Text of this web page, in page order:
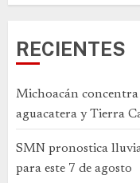
RECIENTES
Michoacán
aguacatera y Tierra
SMN pronostica
para este 7 de agosto